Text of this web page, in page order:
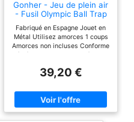
Gonher - Jeu de plein air
- Fusil Olympic Ball Trap
Fabriqué en Espagne Jouet en
Métal Utilisez amorces 1 coups
Amorces non incluses Conforme
39,20 €